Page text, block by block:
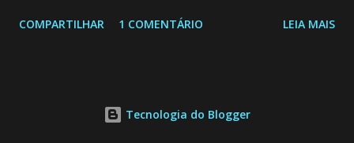
Brum (Dedé), que voltam a interpretar seus personagens
atleta Sergio “Kun” Agüero, além de outras figuras de
COMPARTILHAR 1 COMENTÁRIO LEIA MAIS
Tecnologia do Blogger